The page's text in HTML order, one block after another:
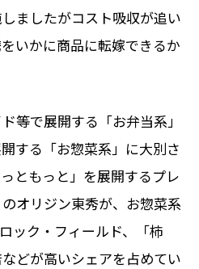
ましたがコスト吸収が追い
いかに商品に転嫁できるか
等で展開する「お弁当系」
する「お惣菜系」に大別さ
ともっと」を展開するプレ
オリジン東秀が、お惣菜系
ック・フィールド、「柿
どが高いシェアを占めてい